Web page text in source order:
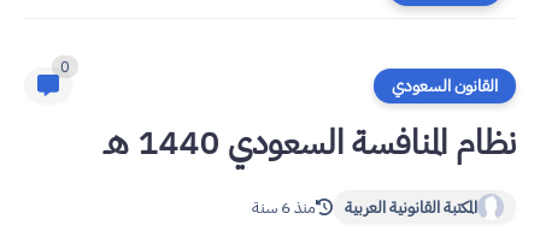
القانون السعودي
0
نظام المنافسة السعودي 1440 هـ
المكتبة القانونية العربية منذ 6 سنة